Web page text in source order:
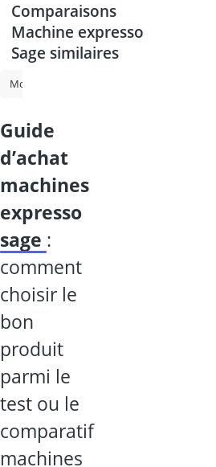
Comparaisons
Machine expresso
Sage similaires
Mousseur à lait
guide
d’achat
machines
expresso
sage :
comment
choisir le
bon
produit
parmi le
test ou le
comparatif
machines